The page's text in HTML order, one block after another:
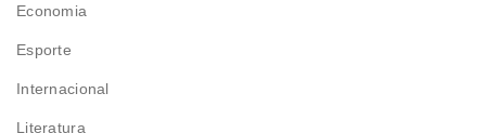
Economia
Esporte
Internacional
Literatura